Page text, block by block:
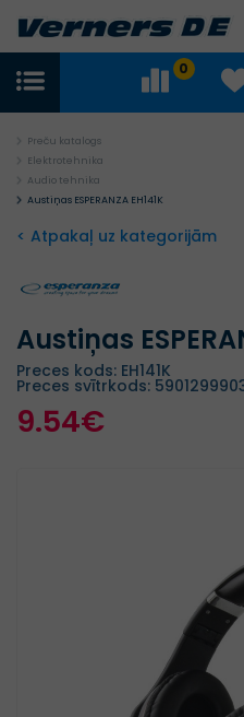
0
Preču katalogs
Elektrotehnika
Audio tehnika
Austiņas ESPERANZA EH141K
< Atpakaļ uz kategorijām
Austiņas
Preces kods: EH141K
Preces svītrkods:
9.54€